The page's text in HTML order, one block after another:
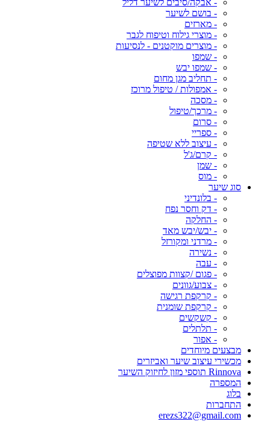
- אבקה/סיבים לשיער דליל
- בושם לשיער
- מארזים
- מוצרי גילוח וטיפוח לגבר
- מוצרים מוקטנים - לנסיעות
- שמפו
- שמפו יבש
- תחליב מגן מחום
- אמפולות / טיפול מרוכז
- מסכה
- מרכך/טיפול
- סרום
- ספריי
- עיצוב ללא שטיפה
- קרם/ג'ל
- שמן
- מוס
סוג שיער
- בלונדיני
- דק וחסר נפח
- החלקה
- יבש/יבש מאד
- מרדני ומקורזל
- נשירה
- עבה
- פגום /קצוות מפוצלים
- צבוע/גוונים
- קרקפת רגישה
- קרקפת שומנית
- קשקשים
- תלתלים
- אפור
מבצעים מיוחדים
מכשירי עיצוב שיער ואביזרים
Rinnova תוספי מזון לחיזוק השיער
המספרה
בלוג
התחברות
erezs322@gmail.com